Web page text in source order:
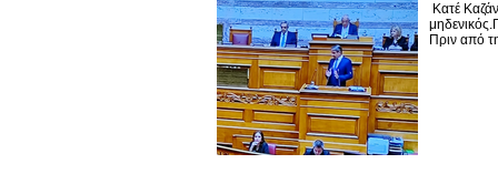
Κατέ
Πριν από